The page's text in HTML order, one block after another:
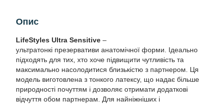
Опис
LifeStyles Ultra Sensitive –
ультратонкі презервативи анатомічної форми. Ідеально
підходять для тих, хто хоче підвищити чутливість та
максимально насолодитися близькістю з партнером. Ця
модель виготовлена з тонкого латексу, що надає більше
природності почуттям і дозволяє отримати додаткові
відчуття обом партнерам. Для найніжніших і